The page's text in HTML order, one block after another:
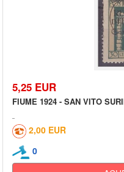
5,25 EUR
FIUME 1924 - SAN VITO
2,00 EUR
0